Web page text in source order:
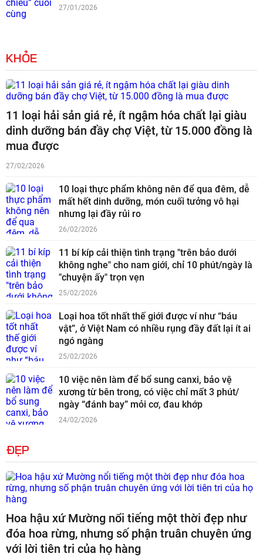
27/01/2026
KHỎE
11 loại hải sản giá rẻ, ít ngậm hóa chất lại giàu
dinh dưỡng bán đầy chợ Việt, từ 15.000 đồng là
mua được
27/02/2026
10 loại thực phẩm không nên để qua đêm, dễ
mất hết dinh dưỡng, món cuối tưởng vô hại
nhưng lại đầy rủi ro
26/02/2026
11 bí kíp cải thiện tình trạng "trên bảo dưới
không nghe" cho nam giới, chỉ 10 phút/ngày là
"chuyện ấy" trọn vẹn
25/02/2026
Loại hoa tốt nhất thế giới được ví như “báu
vật”, ở Việt Nam có nhiều rụng đầy đất lại ít ai
ngó ngàng
25/02/2026
10 việc nên làm để bổ sung canxi, bảo vệ
xương từ bên trong, có việc chỉ mất 3 phút/
ngày “đánh bay” mỏi cơ, đau khớp
24/02/2026
ĐẸP
Hoa hậu xứ Mường nổi tiếng một thời đẹp như
đóa hoa rừng, nhưng số phận truân chuyên ứng
với lời tiên tri của họ hàng